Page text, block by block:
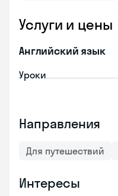
Услуги и цены
Английский язык
Уроки
Направления
Для путешествий
Интересы